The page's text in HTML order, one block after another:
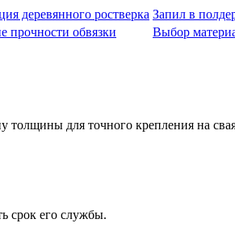
деревянного ростверка Запил в
прочности обвязки Выбор
толщины для точного крепления на
срок его службы.